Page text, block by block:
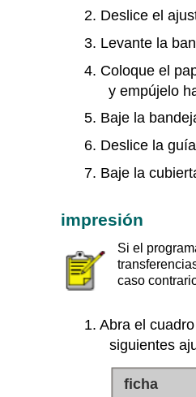
2. Deslice el
3. Levante la
4. Coloque el
y empújelo
5. Baje la
6. Deslice la
7. Baje la
impresión
Si el
caso
1. Abra el
siguientes
ficha